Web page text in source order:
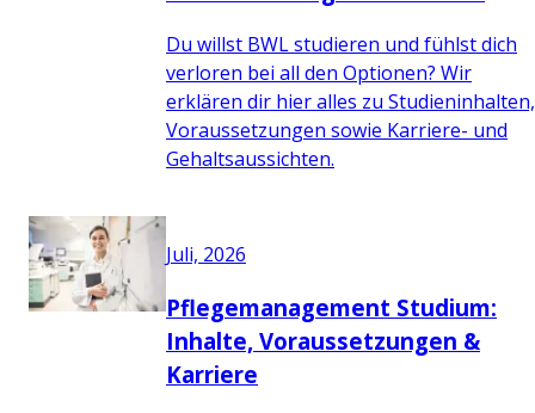
Du willst BWL studieren und fühlst dich
verloren bei all den Optionen? Wir
erklären dir hier alles zu Studieninhalten,
Voraussetzungen sowie Karriere- und
Gehaltsaussichten.
Juli, 2026
Pflegemanagement Studium:
Inhalte, Voraussetzungen &
Karriere